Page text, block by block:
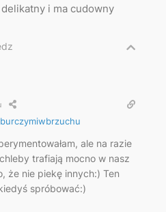
i ma cudowny
burczymiwbrzuchu
ale na razie
trafiają mocno w nasz
że nie piekę innych:) Ten
spróbować:)